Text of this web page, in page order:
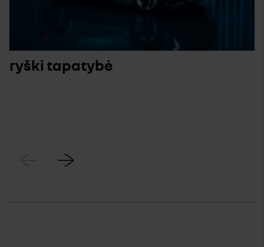
ryški tapatybė
Ankstesnis